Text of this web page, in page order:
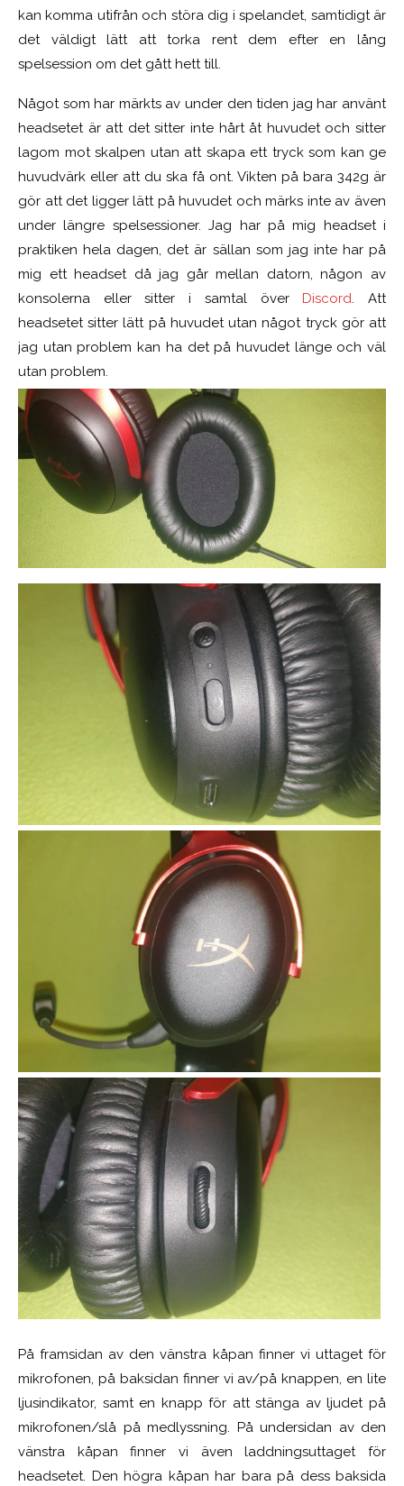
kan komma utifrån och störa dig i spelandet, samtidigt är
det väldigt lätt att torka rent dem efter en lång
spelsession om det gått hett till.
Något som har märkts av under den tiden jag har använt
headsetet är att det sitter inte hårt åt huvudet och sitter
lagom mot skalpen utan att skapa ett tryck som kan ge
huvudvärk eller att du ska få ont. Vikten på bara 342g är
gör att det ligger lätt på huvudet och märks inte av även
under längre spelsessioner. Jag har på mig headset i
praktiken hela dagen, det är sällan som jag inte har på
mig ett headset då jag går mellan datorn, någon av
konsolerna eller sitter i samtal över Discord. Att
headsetet sitter lätt på huvudet utan något tryck gör att
jag utan problem kan ha det på huvudet länge och väl
utan problem.
På framsidan av den vänstra kåpan finner vi uttaget för
mikrofonen, på baksidan finner vi av/på knappen, en lite
ljusindikator, samt en knapp för att stänga av ljudet på
mikrofonen/slå på medlyssning. På undersidan av den
vänstra kåpan finner vi även laddningsuttaget för
headsetet. Den högra kåpan har bara på dess baksida